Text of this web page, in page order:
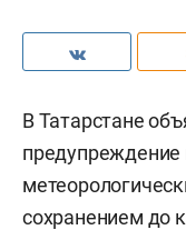
В Татарстане
предупреждение
сохранением до